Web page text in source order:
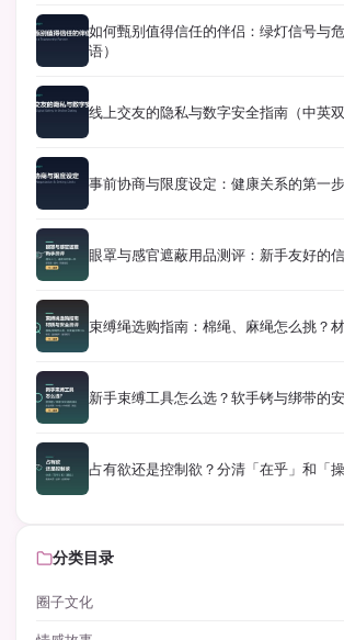
如何甄别值得信任的伴侣：绿灯信号与
语）
线上交友的隐私与数字安全指南（中英双
事前协商与限度设定：健康关系的第一步
眼罩与感官遮蔽用品测评：新手友好的
束缚绳选购指南：棉绳、麻绳怎么挑？
新手束缚工具怎么选？软手铐与绑带的
占有欲还是控制欲？分清「在乎」和「操
分类目录
圈子文化